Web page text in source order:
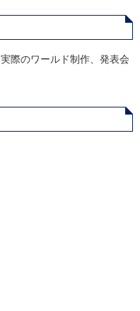
際のワールド制作、発表会